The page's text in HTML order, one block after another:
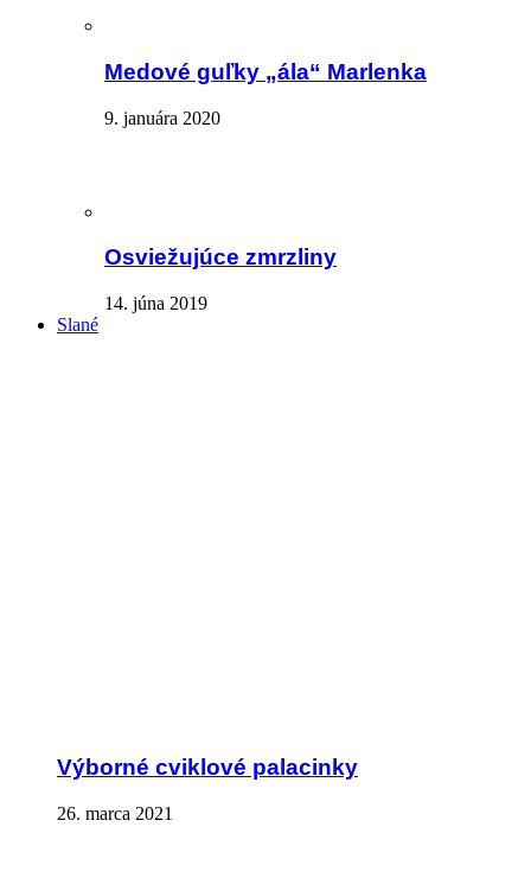
Medové guľky „ála“ Marlenka
9. januára 2020
Osviežujúce zmrzliny
14. júna 2019
Slané
Výborné cviklové palacinky
26. marca 2021